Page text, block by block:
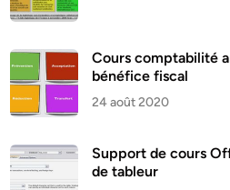
Cours comptabilité
bénéfice fiscal
24 août 2020
Support de cours
de tableur